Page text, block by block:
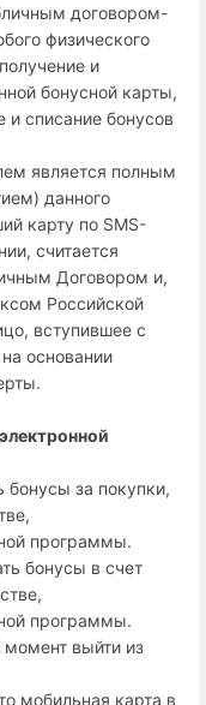
договором-
физического
и
бонусной карты,
и списание бонусов
является полным
данного
карту по SMS-
считается
Договором и,
Российской
вступившее с
основании
бонусы за покупки,
программы.
бонусы в счет
программы.
выйти из
мобильная карта в